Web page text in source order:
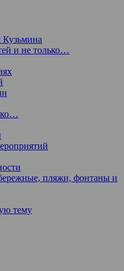
Кузьмина
и не только…
пляжи, фонтаны и
тему